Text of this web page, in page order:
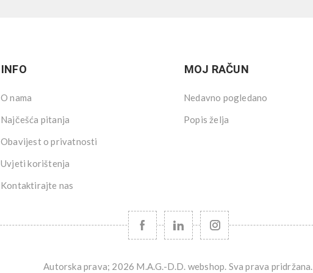
INFO
O nama
Najčešća pitanja
Obavijest o privatnosti
Uvjeti korištenja
Kontaktirajte nas
MOJ RAČUN
Nedavno pogledano
Popis želja
Autorska prava; 2026 M.A.G.-D.D. webshop. Sva prava pridržana.